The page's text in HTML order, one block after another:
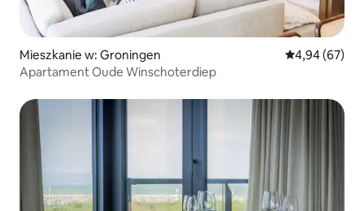
Mieszkanie w: Groningen Średnia
4,94 (67)
Apartament Oude Winschoterdiep